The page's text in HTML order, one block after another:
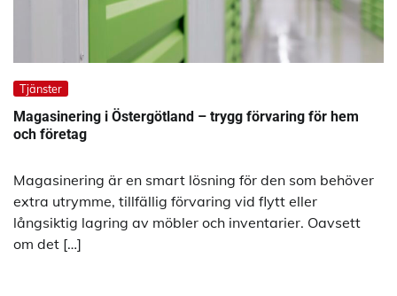
Tjänster
Magasinering i Östergötland – trygg förvaring för hem
och företag
Magasinering är en smart lösning för den som behöver
extra utrymme, tillfällig förvaring vid flytt eller
långsiktig lagring av möbler och inventarier. Oavsett
om det […]